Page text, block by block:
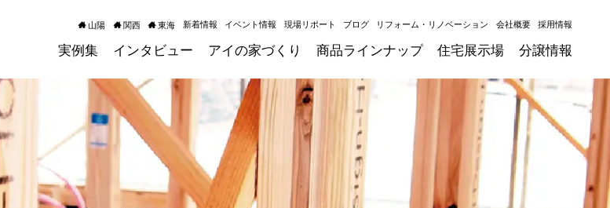
山陽 関西 東海 新着情報 イベント情報 現場リポート ブログ リフォーム・リノベーション 会社概要 採用情報
実例集 インタビュー アイの家づくり 商品ラインナップ 住宅展示場 分譲情報